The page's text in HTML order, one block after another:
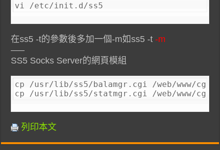
vi /etc/init.d/ss5
在ss5 -t的參數後多加一個-m如ss5 -t-m
—–
SS5 Socks Server的網頁模組
cp /usr/lib/ss5/balamgr.cgi /web/www/cgi-
cp /usr/lib/ss5/statmgr.cgi /web/www/
列印本文